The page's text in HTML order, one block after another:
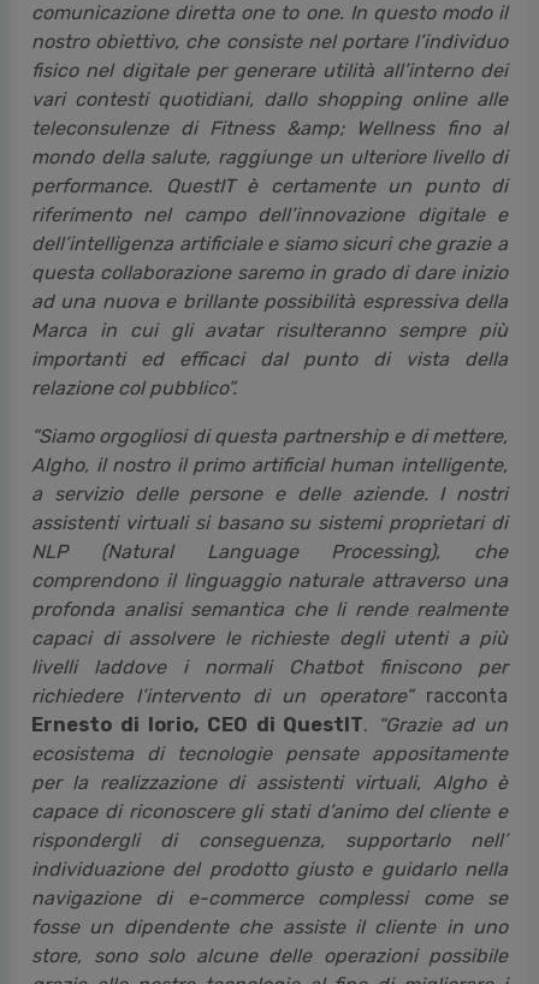
comunicazione diretta one to one. In questo modo il
nostro obiettivo, che consiste nel portare l’individuo
fisico nel digitale per generare utilità all’interno dei
vari contesti quotidiani, dallo shopping online alle
teleconsulenze di Fitness &amp; Wellness fino al
mondo della salute, raggiunge un ulteriore livello di
performance. QuestIT è certamente un punto di
riferimento nel campo dell’innovazione digitale e
dell’intelligenza artificiale e siamo sicuri che grazie a
questa collaborazione saremo in grado di dare inizio
ad una nuova e brillante possibilità espressiva della
Marca in cui gli avatar risulteranno sempre più
importanti ed efficaci dal punto di vista della
relazione col pubblico”.
“Siamo orgogliosi di questa partnership e di mettere,
Algho, il nostro il primo artificial human intelligente,
a servizio delle persone e delle aziende. I nostri
assistenti virtuali si basano su sistemi proprietari di
NLP (Natural Language Processing), che
comprendono il linguaggio naturale attraverso una
profonda analisi semantica che li rende realmente
capaci di assolvere le richieste degli utenti a più
livelli laddove i normali Chatbot finiscono per
richiedere l’intervento di un operatore” racconta
Ernesto di Iorio, CEO di QuestIT.
“Grazie ad un
ecosistema di tecnologie pensate appositamente
per la realizzazione di assistenti virtuali, Algho è
capace di riconoscere gli stati d’animo del cliente e
rispondergli di conseguenza, supportarlo nell’
individuazione del prodotto giusto e guidarlo nella
navigazione di e-commerce complessi come se
fosse un dipendente che assiste il cliente in uno
store, sono solo alcune delle operazioni possibile